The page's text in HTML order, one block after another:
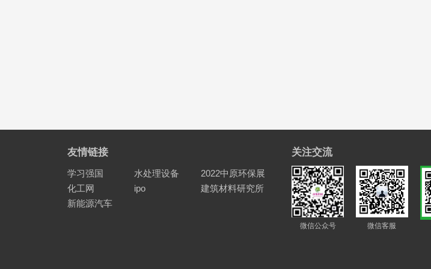
友情链接
学习强国 水处理设备
2022中原环保展
化工网
ipo
建筑材料研究所
新能源汽车
关注交流
微信公众号 微信客服